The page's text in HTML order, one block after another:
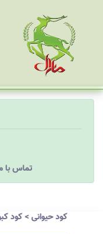
(09190555510)
کود حیوانی>کود